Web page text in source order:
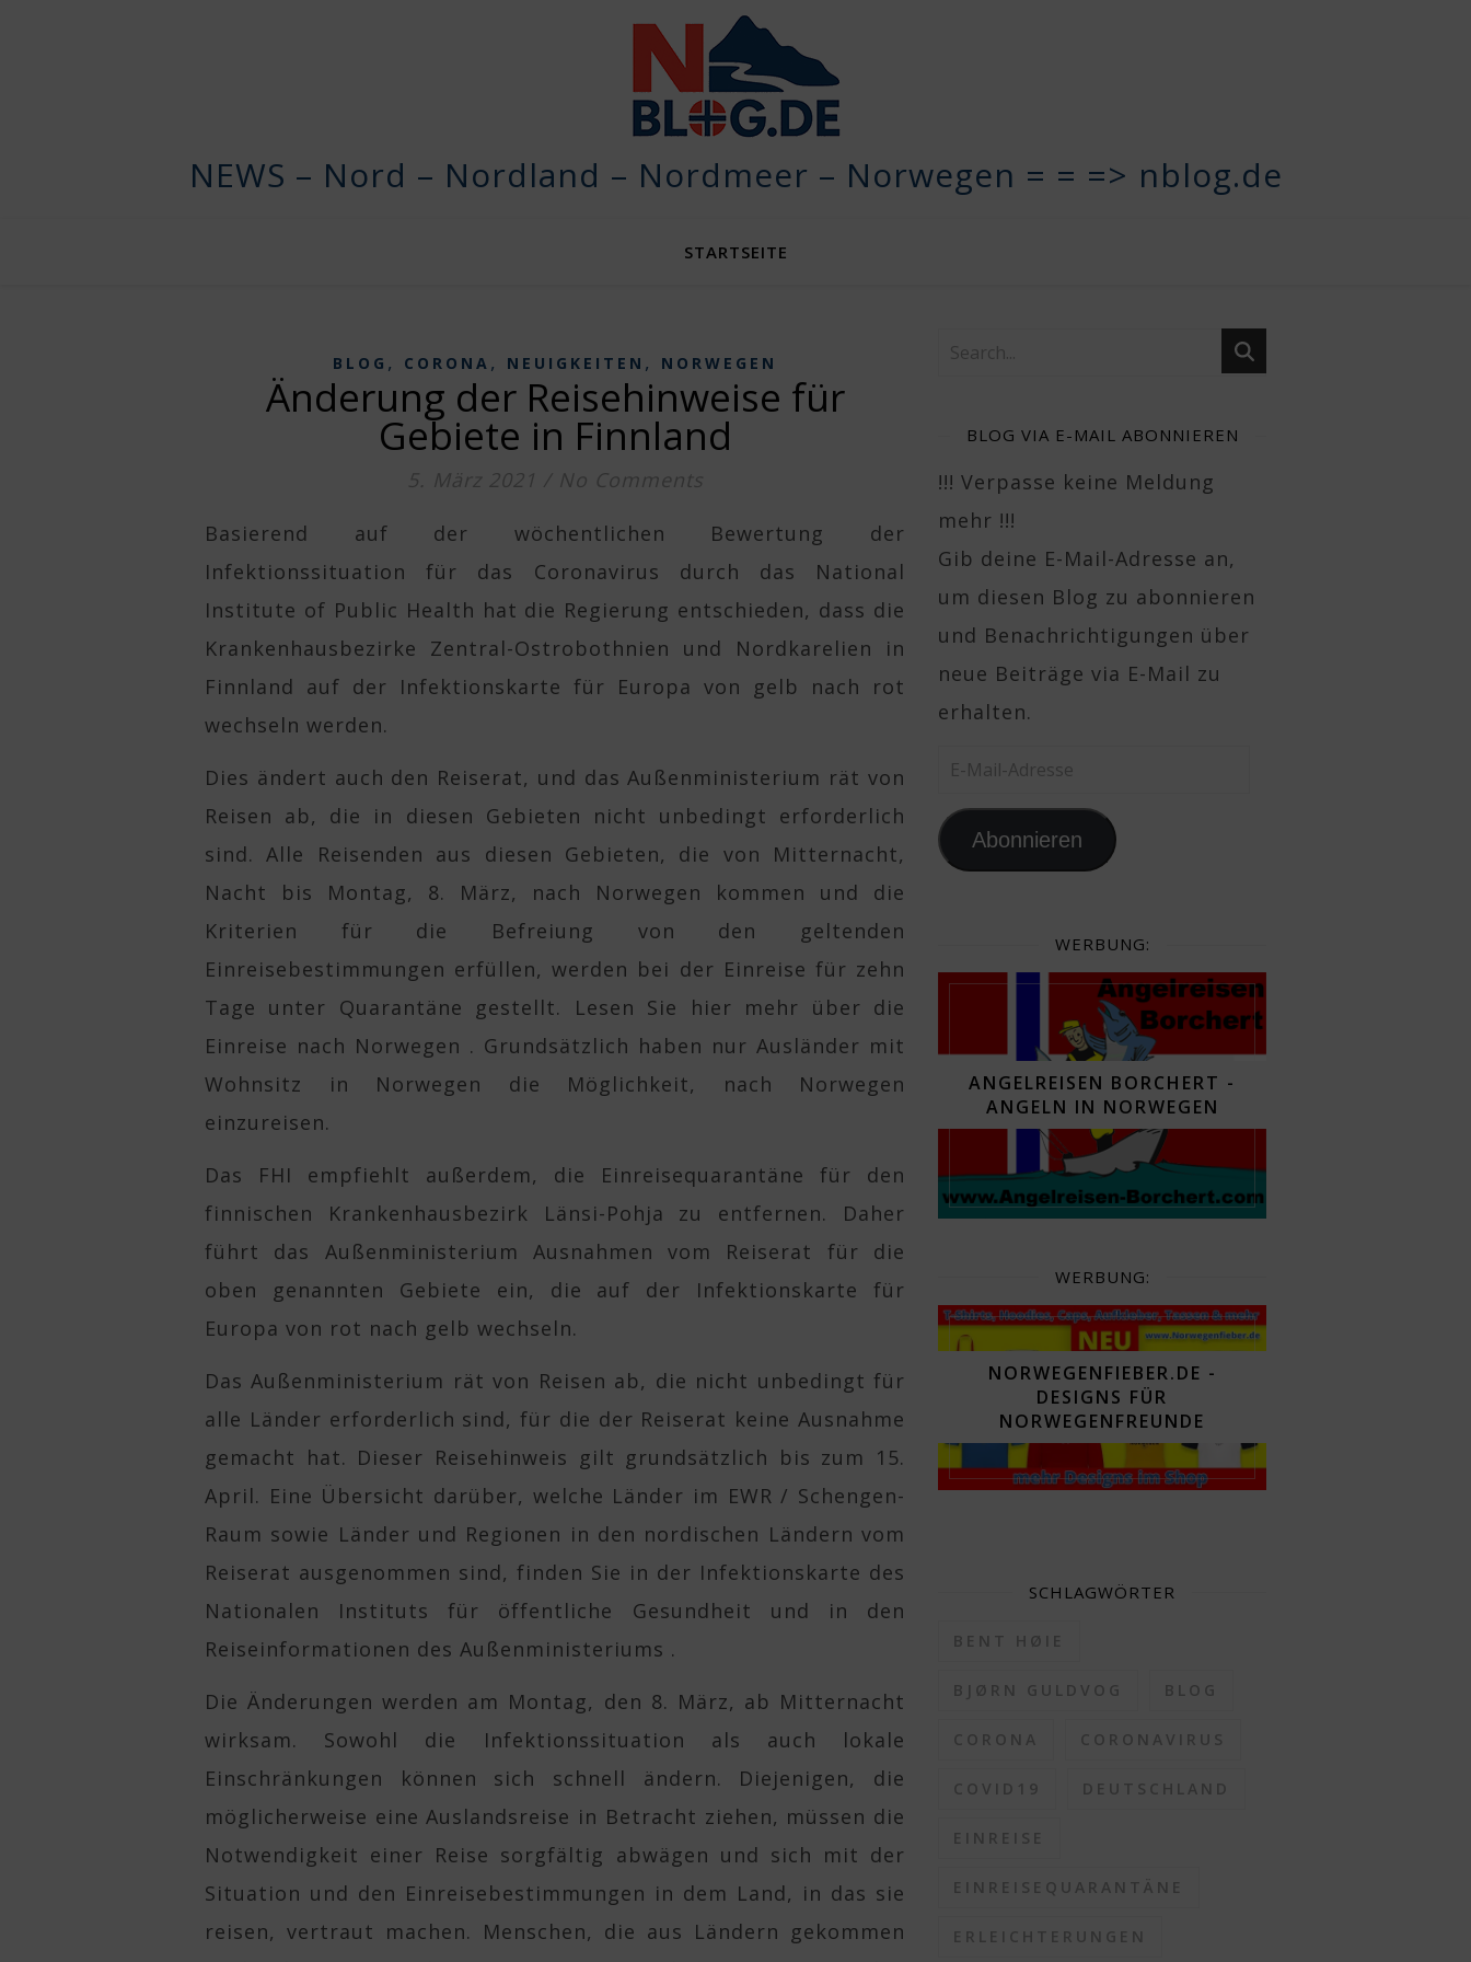
NEWS – Nord – Nordland – Nordmeer – Norwegen = = => nblog.de
STARTSEITE
BLOG , CORONA , NEUIGKEITEN , NORWEGEN
Änderung der Reisehinweise für
Gebiete in Finnland
5. März 2021 / No Comments
Basierend auf der wöchentlichen Bewertung der
Infektionssituation für das Coronavirus durch das National
Institute of Public Health hat die Regierung entschieden, dass die
Krankenhausbezirke Zentral-Ostrobothnien und Nordkarelien in
Finnland auf der Infektionskarte für Europa von gelb nach rot
wechseln werden.
Dies ändert auch den Reiserat, und das Außenministerium rät von
Reisen ab, die in diesen Gebieten nicht unbedingt erforderlich
sind. Alle Reisenden aus diesen Gebieten, die von Mitternacht,
Nacht bis Montag, 8. März, nach Norwegen kommen und die
Kriterien für die Befreiung von den geltenden
Einreisebestimmungen erfüllen, werden bei der Einreise für zehn
Tage unter Quarantäne gestellt. Lesen Sie hier mehr über die
Einreise nach Norwegen . Grundsätzlich haben nur Ausländer mit
Wohnsitz in Norwegen die Möglichkeit, nach Norwegen
einzureisen.
Das FHI empfiehlt außerdem, die Einreisequarantäne für den
finnischen Krankenhausbezirk Länsi-Pohja zu entfernen. Daher
führt das Außenministerium Ausnahmen vom Reiserat für die
oben genannten Gebiete ein, die auf der Infektionskarte für
Europa von rot nach gelb wechseln.
Das Außenministerium rät von Reisen ab, die nicht unbedingt für
alle Länder erforderlich sind, für die der Reiserat keine Ausnahme
gemacht hat. Dieser Reisehinweis gilt grundsätzlich bis zum 15.
April. Eine Übersicht darüber, welche Länder im EWR / Schengen-
Raum sowie Länder und Regionen in den nordischen Ländern vom
Reiserat ausgenommen sind, finden Sie in der Infektionskarte des
Nationalen Instituts für öffentliche Gesundheit und in den
Reiseinformationen des Außenministeriums .
Die Änderungen werden am Montag, den 8. März, ab Mitternacht
wirksam. Sowohl die Infektionssituation als auch lokale
Einschränkungen können sich schnell ändern. Diejenigen, die
möglicherweise eine Auslandsreise in Betracht ziehen, müssen die
Notwendigkeit einer Reise sorgfältig abwägen und sich mit der
Situation und den Einreisebestimmungen in dem Land, in das sie
reisen, vertraut machen. Menschen, die aus Ländern gekommen
BLOG VIA E-MAIL ABONNIEREN
!!! Verpasse keine Meldung
mehr !!!
Gib deine E-Mail-Adresse an,
um diesen Blog zu abonnieren
und Benachrichtigungen über
neue Beiträge via E-Mail zu
erhalten.
E-Mail-Adresse
Abonnieren
WERBUNG:
ANGELREISEN BORCHERT -
ANGELN IN NORWEGEN
WERBUNG:
NORWEGENFIEBER.DE -
DESIGNS FÜR
NORWEGENFREUNDE
SCHLAGWÖRTER
BENT HØIE
BJØRN GULDVOG BLOG
CORONA CORONAVIRUS
COVID19 DEUTSCHLAND
EINREISE
EINREISEQUARANTÄNE
ERLEICHTERUNGEN